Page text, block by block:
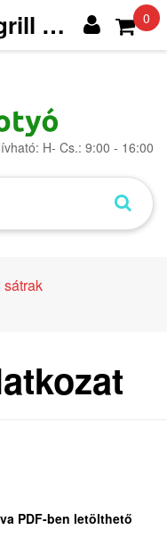
H- Cs.: 9:00 - 16:00
0
PDF-ben letölthető
Kempingcikk és grill webáruház